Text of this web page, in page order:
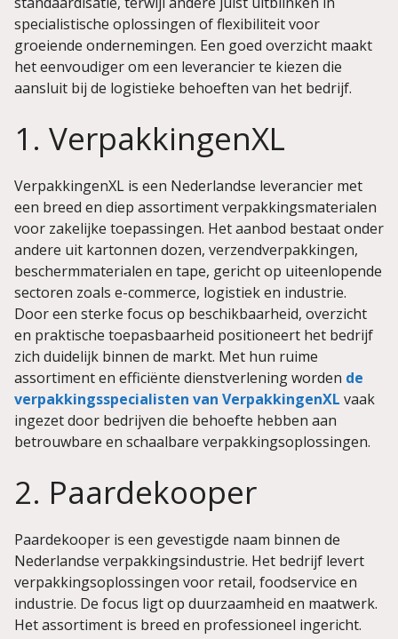
specialistische oplossingen of flexibiliteit voor
groeiende ondernemingen. Een goed overzicht maakt
het eenvoudiger om een leverancier te kiezen die
aansluit bij de logistieke behoeften van het bedrijf.
1. VerpakkingenXL
VerpakkingenXL is een Nederlandse leverancier met
een breed en diep assortiment verpakkingsmaterialen
voor zakelijke toepassingen. Het aanbod bestaat onder
andere uit kartonnen dozen, verzendverpakkingen,
beschermmaterialen en tape, gericht op uiteenlopende
sectoren zoals e-commerce, logistiek en industrie.
Door een sterke focus op beschikbaarheid, overzicht
en praktische toepasbaarheid positioneert het bedrijf
zich duidelijk binnen de markt. Met hun ruime
assortiment en efficiënte dienstverlening worden de
verpakkingsspecialisten van VerpakkingenXL vaak
ingezet door bedrijven die behoefte hebben aan
betrouwbare en schaalbare verpakkingsoplossingen.
2. Paardekooper
Paardekooper is een gevestigde naam binnen de
Nederlandse verpakkingsindustrie. Het bedrijf levert
verpakkingsoplossingen voor retail, foodservice en
industrie. De focus ligt op duurzaamheid en maatwerk.
Het assortiment is breed en professioneel ingericht.